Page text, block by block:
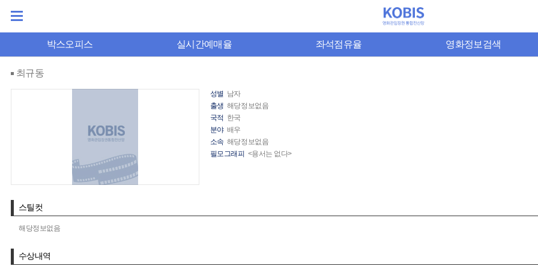
박스오피스 실시간예매율 좌석점유율 영화정보검색
최규동
성별 남자
출생 해당정보없음
국적 한국
분야 배우
소속 해당정보없음
필모그래피 <용서는 없다>
스틸컷
해당정보없음
수상내역